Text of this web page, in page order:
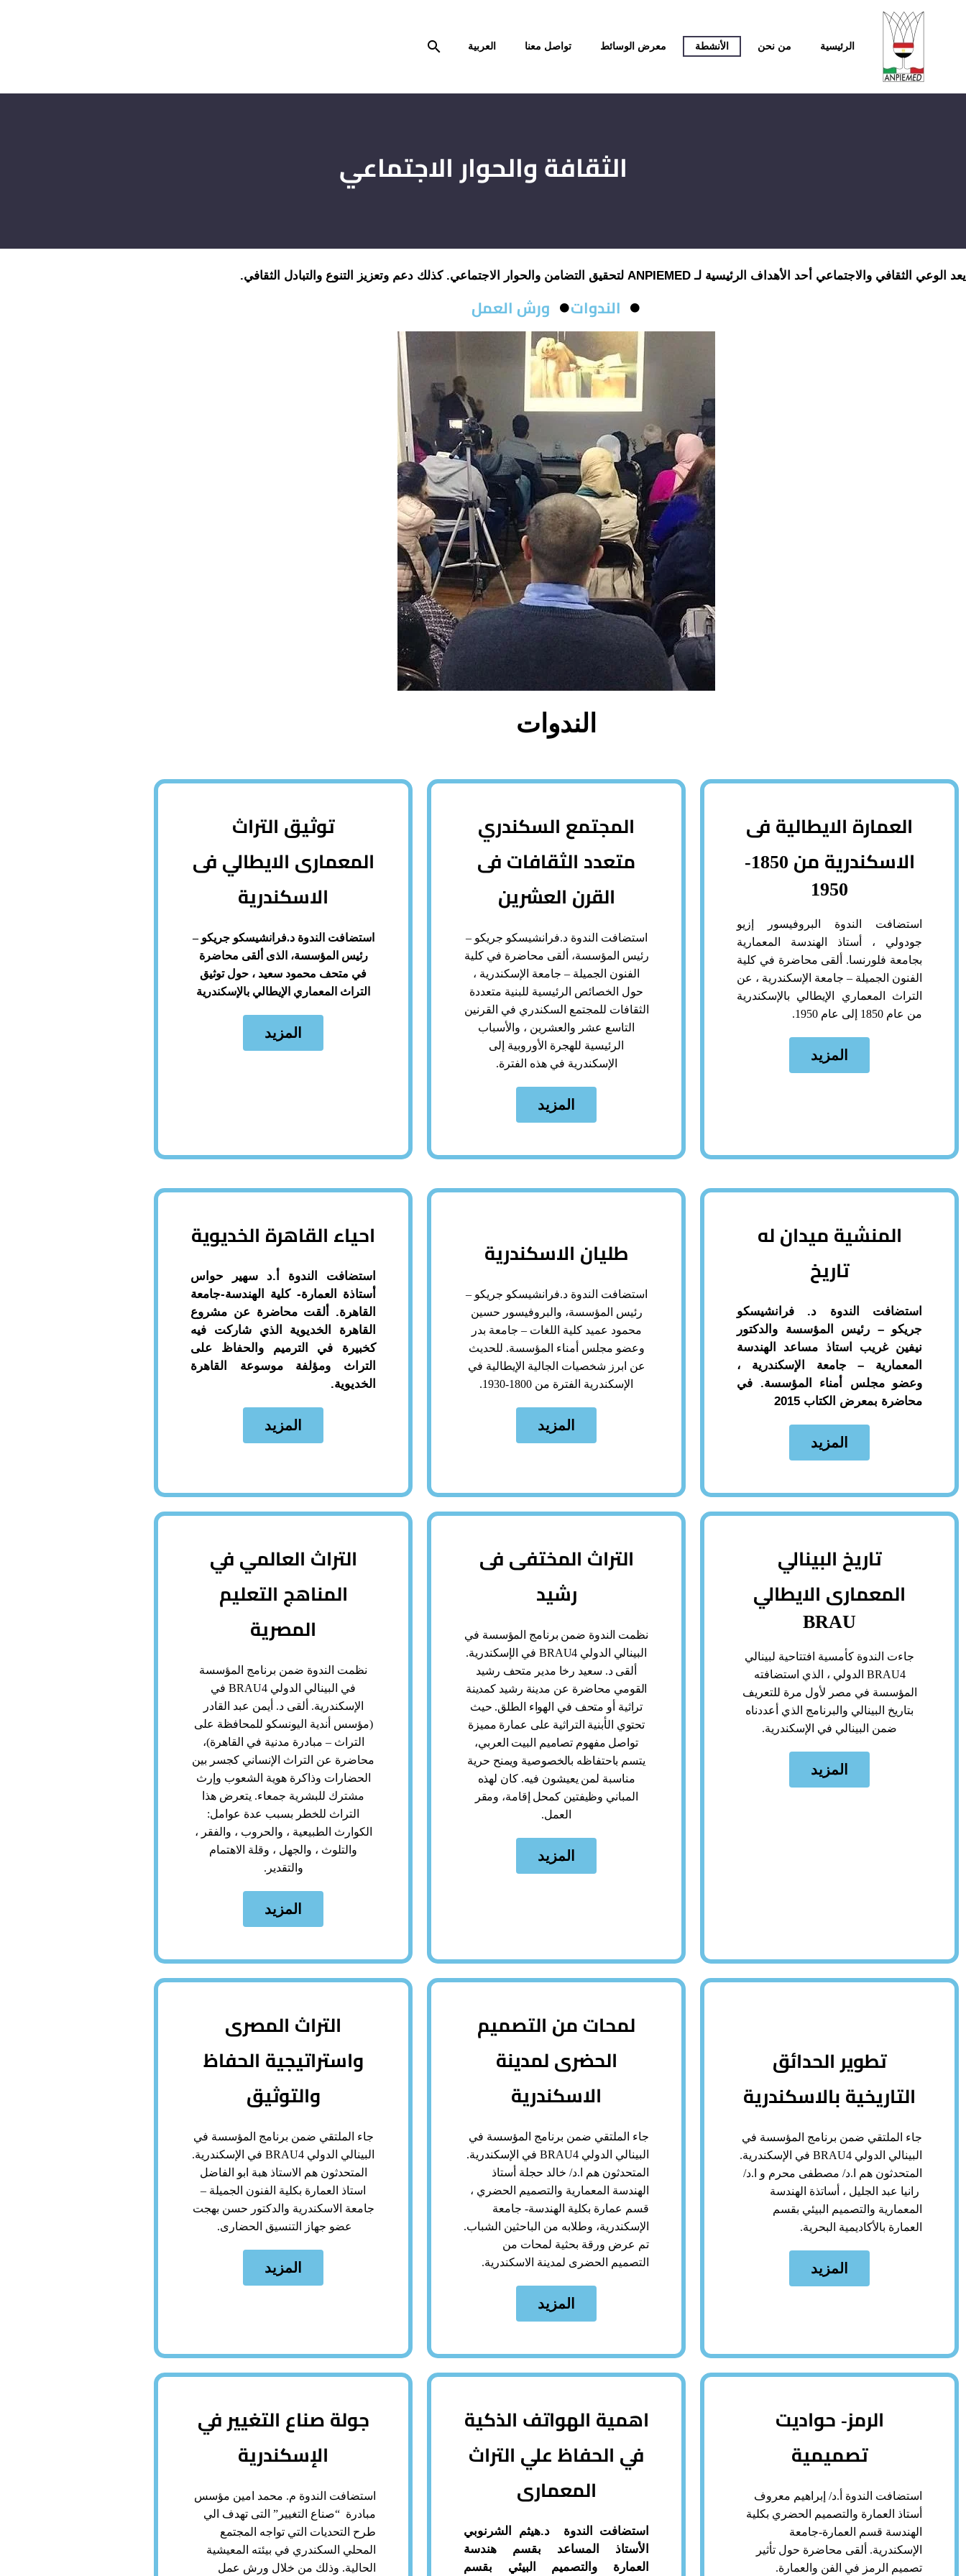
الرئيسية من نحن الأنشطة معرض الوسائط تواصل معنا العربية
الثقافة والحوار الاجتماعي
يعد الوعي الثقافي والاجتماعي أحد الأهداف الرئيسية لـ ANPIEMED لتحقيق التضامن والحوار الاجتماعي. كذلك دعم وتعزيز التنوع والتبادل الثقافي.
الندوات ورش العمل
الندوات
العمارة الايطالية فى
الاسكندرية من 1850-
1950
استضافت الندوة البروفيسور إزيو
جودولي ، أستاذ الهندسة المعمارية
بجامعة فلورنسا. ألقى محاضرة في كلية
الفنون الجميلة – جامعة الإسكندرية ، عن
التراث المعماري الإيطالي بالإسكندرية
من عام 1850 إلى عام 1950.
المزيد
المجتمع السكندري
متعدد الثقافات فى
القرن العشرين
استضافت الندوة د.فرانشيسكو جريكو –
رئيس المؤسسة، ألقى محاضرة في كلية
الفنون الجميلة – جامعة الإسكندرية ،
حول الخصائص الرئيسية للبنية متعددة
الثقافات للمجتمع السكندري في القرنين
التاسع عشر والعشرين ، والأسباب
الرئيسية للهجرة الأوروبية إلى
الإسكندرية في هذه الفترة.
المزيد
توثيق التراث
المعمارى الايطالي فى
الاسكندرية
استضافت الندوة د.فرانشيسكو جريكو –
رئيس المؤسسة، الذى ألقى محاضرة
في متحف محمود سعيد ، حول توثيق
التراث المعماري الإيطالي بالإسكندرية
المزيد
المنشية ميدان له
تاريخ
استضافت الندوة د. فرانشيسكو
جريكو – رئيس المؤسسة والدكتور
نيفين غريب استاذ مساعد الهندسة
المعمارية – جامعة الإسكندرية ،
وعضو مجلس أمناء المؤسسة. في
محاضرة بمعرض الكتاب 2015
المزيد
طليان الاسكندرية
استضافت الندوة د.فرانشيسكو جريكو –
رئيس المؤسسة، والبروفيسور حسين
محمود عميد كلية اللغات – جامعة بدر
وعضو مجلس أمناء المؤسسة. للحديث
عن ابرز شخصيات الجالية الإيطالية في
الإسكندرية الفترة من 1800-1930.
المزيد
احياء القاهرة الخديوية
استضافت الندوة أ.د سهير حواس
أستاذة العمارة- كلية الهندسة-جامعة
القاهرة. ألقت محاضرة عن مشروع
القاهرة الخديوية الذي شاركت فيه
كخبيرة في الترميم والحفاظ على
التراث ومؤلفة موسوعة القاهرة
الخديوية.
المزيد
تاريخ البينالي
المعمارى الايطالي
BRAU
جاءت الندوة كأمسية افتتاحية لبينالي
BRAU4 الدولي ، الذي استضافته
المؤسسة في مصر لأول مرة للتعريف
بتاريخ البينالي والبرنامج الذي أعددناه
ضمن البينالي في الإسكندرية.
المزيد
التراث المختفى فى
رشيد
نظمت الندوة ضمن برنامج المؤسسة في
البينالي الدولي BRAU4 في الإسكندرية.
ألقى د. سعيد رخا مدير متحف رشيد
القومي محاضرة عن مدينة رشيد كمدينة
تراثية أو متحف في الهواء الطلق. حيث
تحتوي الأبنية التراثية على عمارة مميزة
تواصل مفهوم تصاميم البيت العربي،
يتسم باحتفاظه بالخصوصية ويمنح حرية
مناسبة لمن يعيشون فيه. كان لهذه
المباني وظيفتين كمحل إقامة، ومقر
العمل.
المزيد
التراث العالمي في
المناهج التعليم
المصرية
نظمت الندوة ضمن برنامج المؤسسة
في البينالي الدولي BRAU4 في
الإسكندرية. ألقى د. أيمن عبد القادر
(مؤسس أندية اليونسكو للمحافظة على
التراث – مبادرة مدنية في القاهرة)،
محاضرة عن التراث الإنساني كجسر بين
الحضارات وذاكرة هوية الشعوب وإرث
مشترك للبشرية جمعاء. يتعرض هذا
التراث للخطر بسبب عدة عوامل:
الكوارث الطبيعية ، والحروب ، والفقر ،
والتلوث ، والجهل ، وقلة الاهتمام
والتقدير.
المزيد
تطوير الحدائق
التاريخية بالاسكندرية
جاء الملتقي ضمن برنامج المؤسسة في
البينالي الدولي BRAU4 في الإسكندرية.
المتحدثون هم ا.د/ مصطفى محرم و ا.د/
رانيا عبد الجليل ، أساتذة الهندسة
المعمارية والتصميم البيئي بقسم
العمارة بالأكاديمية البحرية.
المزيد
لمحات من التصميم
الحضرى لمدينة
الاسكندرية
جاء الملتقي ضمن برنامج المؤسسة في
البينالي الدولي BRAU4 في الإسكندرية.
المتحدثون هم ا.د/ خالد حجلة أستاذ
الهندسة المعمارية والتصميم الحضري ،
قسم عمارة بكلية الهندسة- جامعة
الإسكندرية، وطلابه من الباحثين الشباب.
تم عرض ورقة بحثية لمحات من
التصميم الحضرى لمدينة الاسكندرية.
المزيد
التراث المصرى
واستراتيجية الحفاظ
والتوثيق
جاء الملتقي ضمن برنامج المؤسسة في
البينالي الدولي BRAU4 في الإسكندرية.
المتحدثون هم الاستاذ هبة ابو الفاضل
استاذ العمارة بكلية الفنون الجميلة –
جامعة الاسكندرية والدكتور حسن بهجت
عضو جهاز التنسيق الحضارى.
المزيد
الرمز- حواديت
تصميمية
استضافت الندوة أ.د/ إبراهيم معروف
أستاذ العمارة والتصميم الحضري بكلية
الهندسة قسم العمارة-جامعة
الإسكندرية. ألقى محاضرة حول تأثير
تصميم الرمز في الفن والعمارة.
اهمية الهواتف الذكية
في الحفاظ علي التراث
المعمارى
استضافت الندوة د.هيثم الشرنوبي
الأستاذ المساعد بقسم هندسة
العمارة والتصميم البيئي بقسم
جولة صناع التغيير في
الإسكندرية
استضافت الندوة م. محمد امين مؤسس
مبادرة “صناع التغيير” التى تهدف الي
طرح التحديات التي تواجه المجتمع
المحلي السكندري في بيئته المعيشية
الحالية. وذلك من خلال ورش عمل